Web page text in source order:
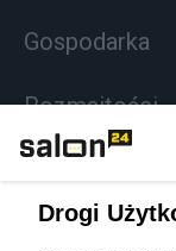
Gospodarka
Rozmaitości
Sport
Drogi